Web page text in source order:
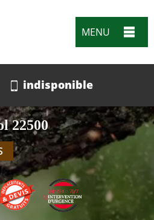
MENU
indisponible
22500